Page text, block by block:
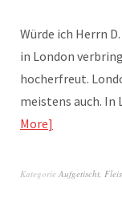
Würde ich Herrn
in London
hocherfreut.
meistens auch.
More
Kategorie Aufgetischt,